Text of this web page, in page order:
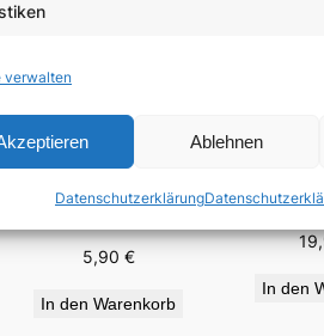
verwalten
Ablehnen
Datenschutzerklärung
Das Evangelium
anders verkünden
5,90 €
In den Warenkorb
In den